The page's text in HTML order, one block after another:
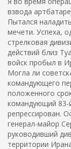
взвода
Пытался
мечети. Успеха,
стрелковая
действий близ
войск пробыл в
Могла ли
командующего
положенного
командующий 83-
репрессирован.
генерал-майор
руководивший
территории